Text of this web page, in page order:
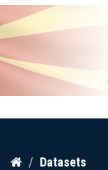
Skip
Datasets